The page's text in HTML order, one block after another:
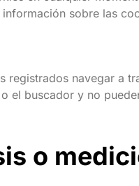
sobre las
registrados navegar a
el buscador y no
o